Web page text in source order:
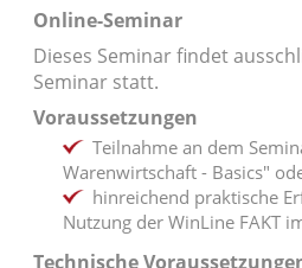
Online-Seminar
Dieses Seminar findet
Seminar statt.
Voraussetzungen
Teilnahme an dem
Warenwirtschaft - Basics"
hinreichend praktische
Nutzung der WinLine FAKT
Technische